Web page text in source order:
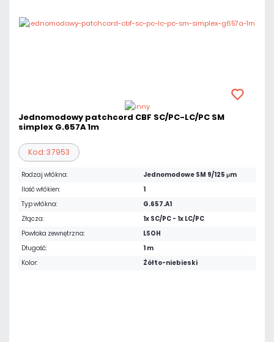
Jednomodowy patchcord CBF SC/PC-LC/PC SM
simplex G.657A 1m
Kod: 37953
Rodzaj włókna:
Jednomodowe SM 9/125 μm
Ilość włókien:
1
Typ włókna:
G.657.A1
Złącza:
1x SC/PC - 1x LC/PC
Powłoka zewnętrzna:
LSOH
Długość:
1 m
Kolor:
Żółto-niebieski